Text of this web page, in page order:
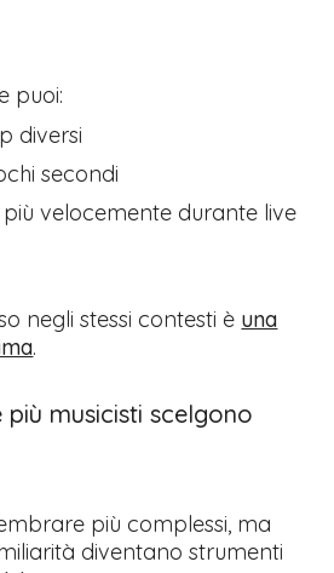
puoi:
diversi
secondi
velocemente durante live
negli stessi contesti è una
.
più musicisti scelgono
più complessi, ma
diventano strumenti